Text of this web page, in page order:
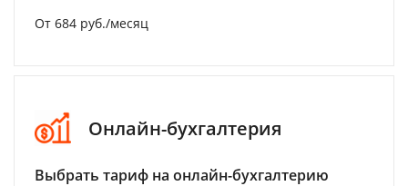
От 684 руб./месяц
Онлайн-бухгалтерия
Выбрать тариф на онлайн-бухгалтерию